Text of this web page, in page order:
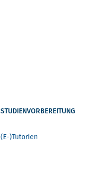
STUDIENVORBEREITUNG
(E-)Tutorien